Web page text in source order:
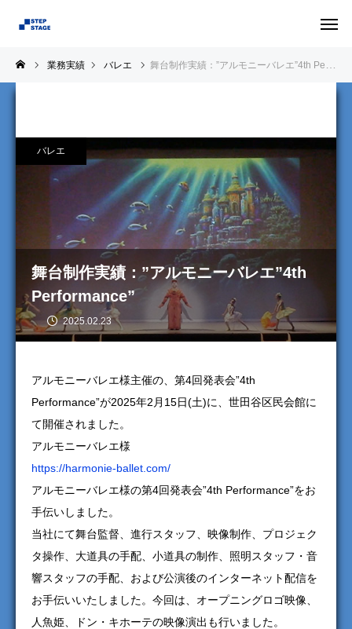
業務実績 バレエ 舞台制作実績：”アルモニーバレエ”4th Performance”
舞台制作実績：”アルモニーバレエ”4th
Performance”
2025.02.23
バレエ
アルモニーバレエ様主催の、第4回発表会”4th
Performance”が2025年2月15日(土)に、世田谷区民会館に
て開催されました。
アルモニーバレエ様
https://harmonie-ballet.com/
アルモニーバレエ様の第4回発表会”4th Performance”をお
手伝いしました。
当社にて舞台監督、進行スタッフ、映像制作、プロジェク
タ操作、大道具の手配、小道具の制作、照明スタッフ・音
響スタッフの手配、および公演後のインターネット配信を
お手伝いいたしました。今回は、オープニングロゴ映像、
人魚姫、ドン・キホーテの映像演出も行いました。